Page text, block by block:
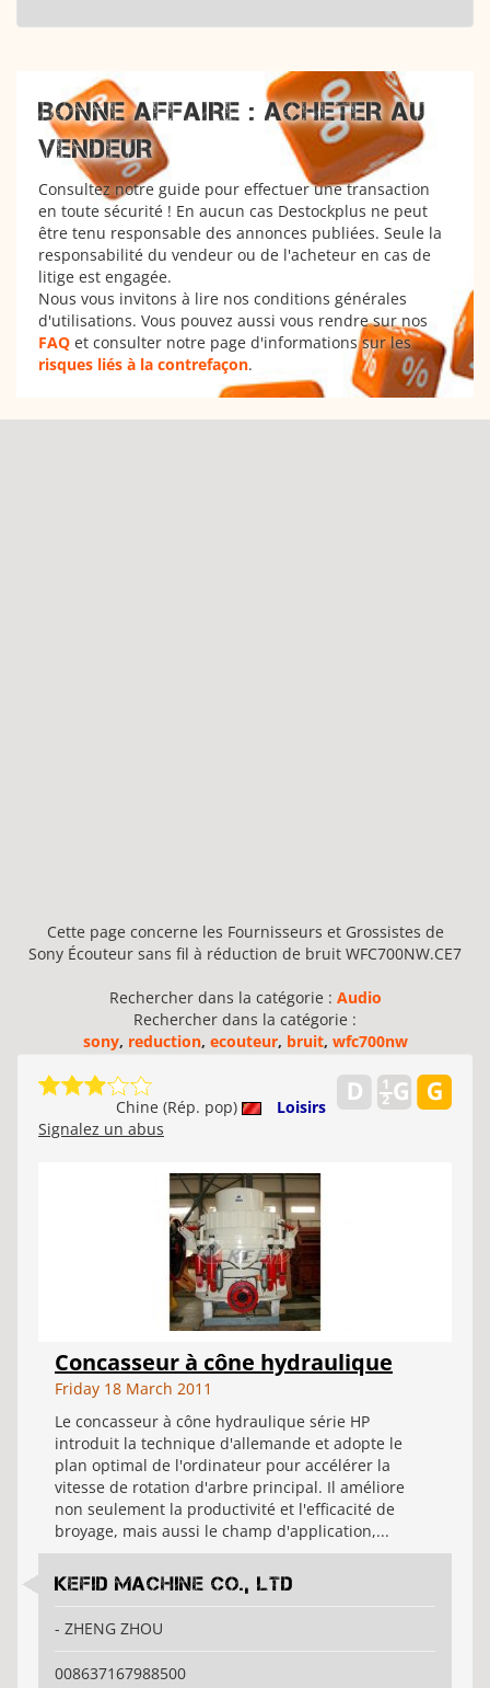
BONNE AFFAIRE : ACHETER AU
VENDEUR
Consultez notre guide pour effectuer une transaction
en toute sécurité ! En aucun cas Destockplus ne peut
être tenu responsable des annonces publiées. Seule la
responsabilité du vendeur ou de l'acheteur en cas de
litige est engagée.
Nous vous invitons à lire nos conditions générales
d'utilisations. Vous pouvez aussi vous rendre sur nos
FAQ et consulter notre page d'informations sur les
risques liés à la contrefaçon.
Cette page concerne les Fournisseurs et Grossistes de
Sony Écouteur sans fil à réduction de bruit WFC700NW.CE7
Rechercher dans la catégorie : Audio
Rechercher dans la catégorie :
sony, reduction, ecouteur, bruit, wfc700nw
Chine (Rép. pop)
Loisirs
Signalez un abus
Concasseur à cône hydraulique
Friday 18 March 2011
Le concasseur à cône hydraulique série HP
introduit la technique d'allemande et adopte le
plan optimal de l'ordinateur pour accélérer la
vitesse de rotation d'arbre principal. Il améliore
non seulement la productivité et l'efficacité de
broyage, mais aussi le champ d'application,...
KEFID MACHINE CO., LTD
- ZHENG ZHOU
008637167988500